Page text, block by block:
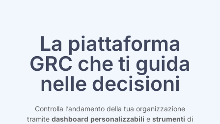
La piattaforma
GRC che ti guida
nelle decisioni
Controlla l’andamento della tua organizzazione
tramite dashboard personalizzabili e strumenti di